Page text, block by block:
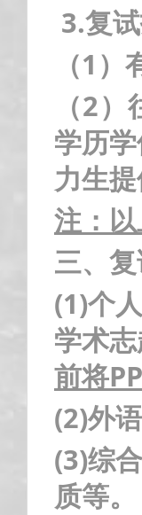
3.复
（1
（2
学历
力生
注：
三、
(1)个
学术
前将
(2)外
(3)综
质等。